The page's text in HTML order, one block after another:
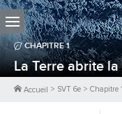
CHAPITRE1
La Terre abrite la
Accueil > SVT 6e > Chapitre 1